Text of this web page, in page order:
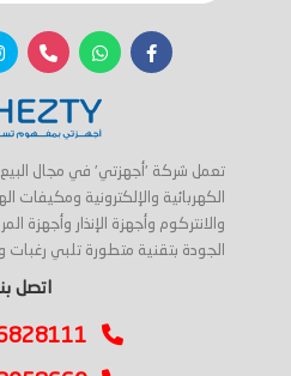
تعمل شركة 'أجهزتي' في مجال البيع
الكهربائية والإلكترونية ومكيفات
والانتركوم وأجهزة الإنذار وأجهزة
الجودة بتقنية متطورة تلبي
اتصل